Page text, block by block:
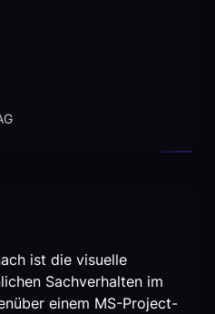
ist die visuelle
Sachverhalten im
einem MS-Project-